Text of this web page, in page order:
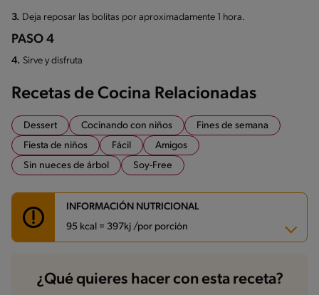
3. Deja reposar las bolitas por aproximadamente 1 hora.
PASO 4
4. Sirve y disfruta
Recetas de Cocina Relacionadas
Dessert Cocinando con niños
Fines de semana
Fiesta de niños
Fácil
Amigos
Sin nueces de árbol
Soy-Free
INFORMACIÓN NUTRICIONAL
95 kcal = 397kj /por porción
Carbohidratos 15.5 g
Energía 95 kcal
¿Qué quieres hacer con esta receta?